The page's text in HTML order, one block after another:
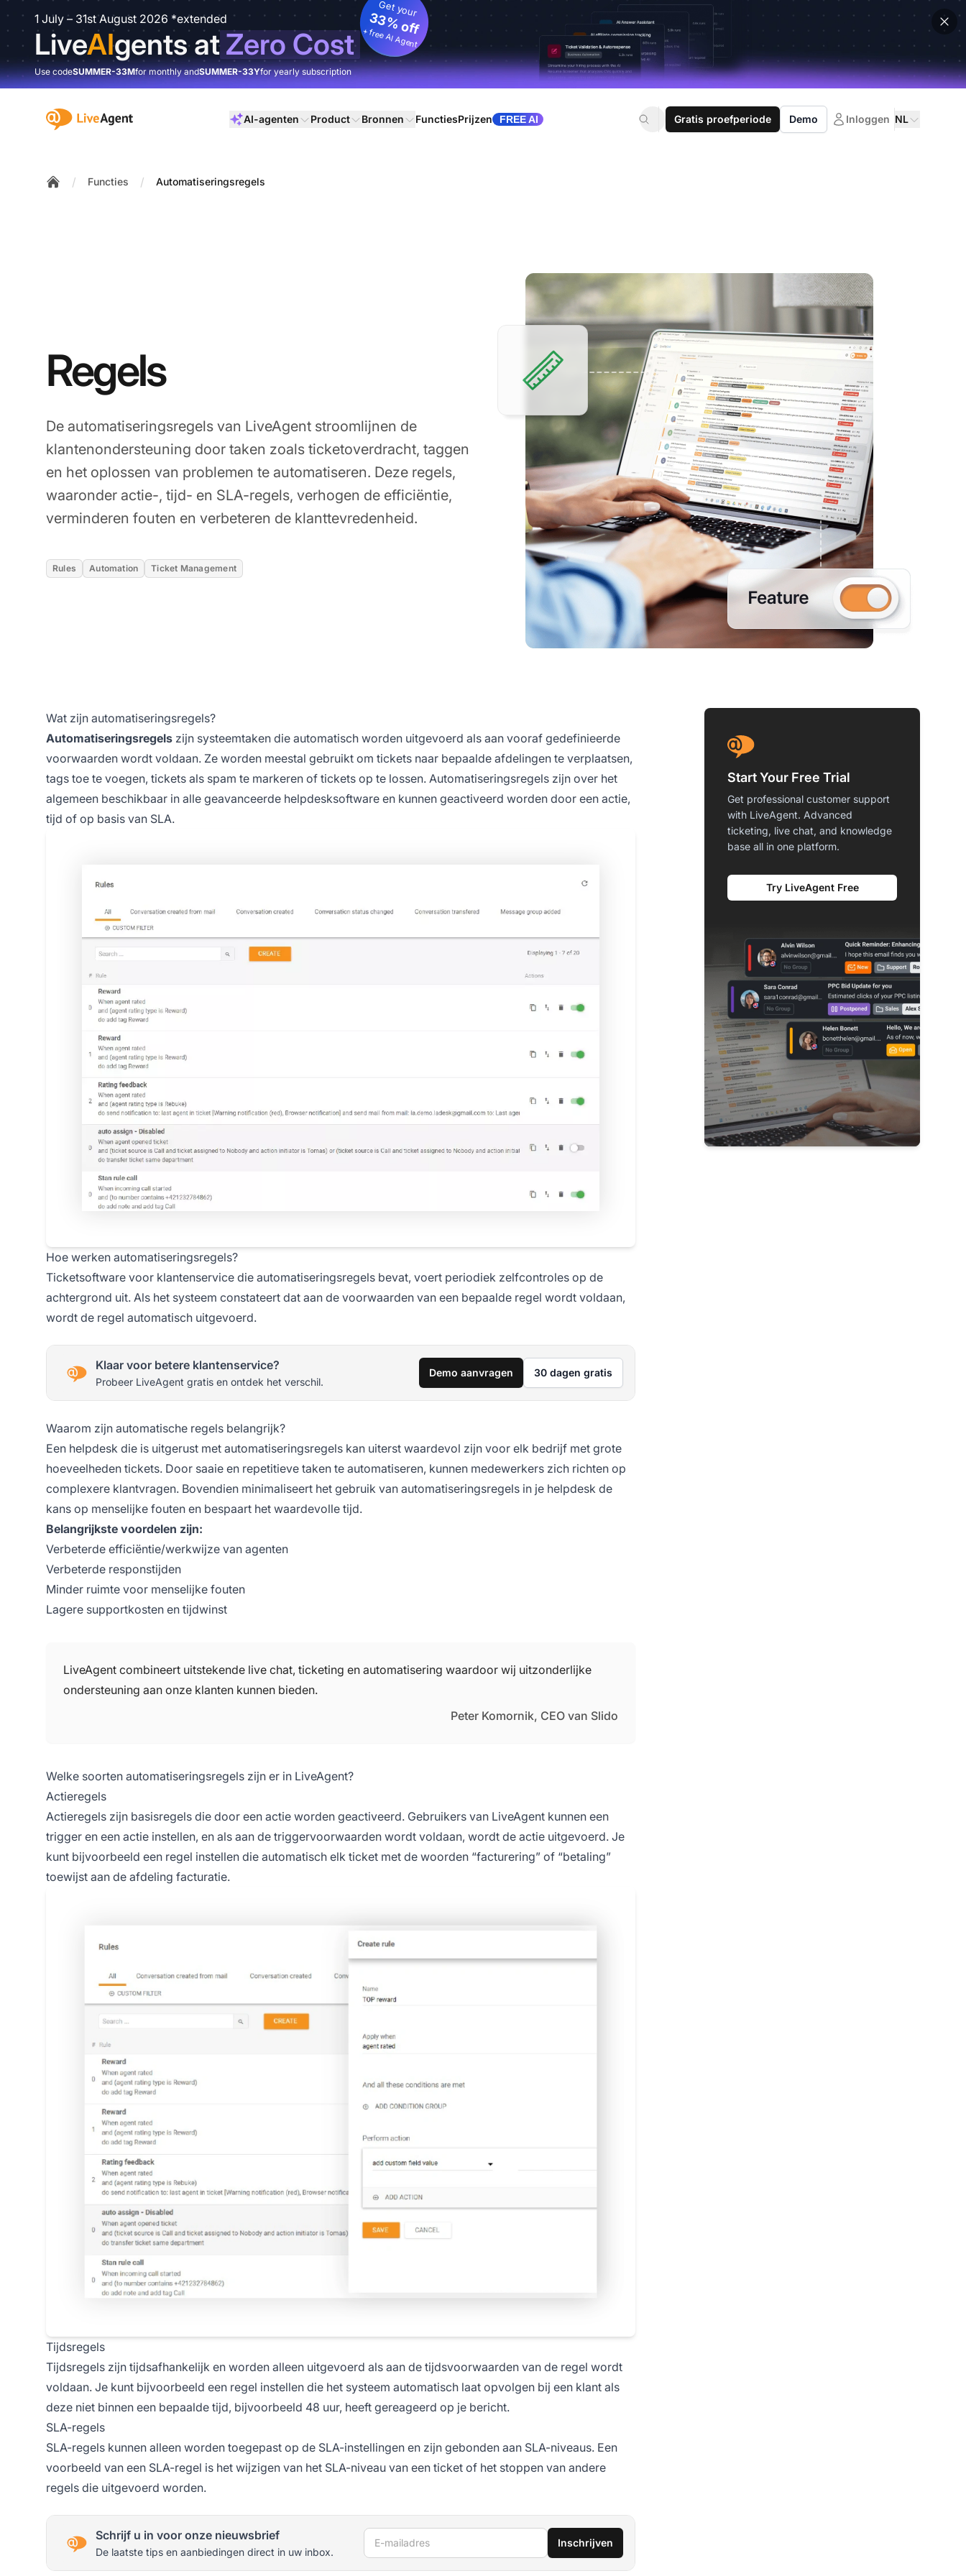
1 July – 31st August 2026 *extended
LiveAIgents atZero Cost
Get your
33% off
+ free AI Agent
Use codeSUMMER-33Mfor monthly andSUMMER-33Yfor yearly subscription
:site.title AI-agenten Product Bronnen FunctiesPrijzen FREE AI Gratis proefperiode Demo Inloggen NL
/ Functies / Automatiseringsregels
Regels
De automatiseringsregels van LiveAgent stroomlijnen de
klantenondersteuning door taken zoals ticketoverdracht, taggen
en het oplossen van problemen te automatiseren. Deze regels,
waaronder actie-, tijd- en SLA-regels, verhogen de efficiëntie,
verminderen fouten en verbeteren de klanttevredenheid.
Rules Automation Ticket Management
Wat zijn automatiseringsregels?
Automatiseringsregels zijn systeemtaken die automatisch worden uitgevoerd als aan vooraf gedefinieerde
voorwaarden wordt voldaan. Ze worden meestal gebruikt om tickets naar bepaalde afdelingen te verplaatsen,
tags toe te voegen, tickets als spam te markeren of tickets op te lossen. Automatiseringsregels zijn over het
algemeen beschikbaar in alle geavanceerde helpdesksoftware en kunnen geactiveerd worden door een actie,
tijd of op basis van SLA.
Hoe werken automatiseringsregels?
Ticketsoftware voor klantenservice die automatiseringsregels bevat, voert periodiek zelfcontroles op de
achtergrond uit. Als het systeem constateert dat aan de voorwaarden van een bepaalde regel wordt voldaan,
wordt de regel automatisch uitgevoerd.
Klaar voor betere klantenservice?
Probeer LiveAgent gratis en ontdek het verschil.
Demo aanvragen 30 dagen gratis
Waarom zijn automatische regels belangrijk?
Een helpdesk die is uitgerust met automatiseringsregels kan uiterst waardevol zijn voor elk bedrijf met grote
hoeveelheden tickets. Door saaie en repetitieve taken te automatiseren, kunnen medewerkers zich richten op
complexere klantvragen. Bovendien minimaliseert het gebruik van automatiseringsregels in je helpdesk de
kans op menselijke fouten en bespaart het waardevolle tijd.
Belangrijkste voordelen zijn:
Verbeterde efficiëntie/werkwijze van agenten
Verbeterde responstijden
Minder ruimte voor menselijke fouten
Lagere supportkosten en tijdwinst
LiveAgent combineert uitstekende live chat, ticketing en automatisering waardoor wij uitzonderlijke
ondersteuning aan onze klanten kunnen bieden.
Peter Komornik, CEO van Slido
Welke soorten automatiseringsregels zijn er in LiveAgent?
Actieregels
Actieregels zijn basisregels die door een actie worden geactiveerd. Gebruikers van LiveAgent kunnen een
trigger en een actie instellen, en als aan de triggervoorwaarden wordt voldaan, wordt de actie uitgevoerd. Je
kunt bijvoorbeeld een regel instellen die automatisch elk ticket met de woorden “facturering” of “betaling”
toewijst aan de afdeling facturatie.
Tijdsregels
Tijdsregels zijn tijdsafhankelijk en worden alleen uitgevoerd als aan de tijdsvoorwaarden van de regel wordt
voldaan. Je kunt bijvoorbeeld een regel instellen die het systeem automatisch laat opvolgen bij een klant als
deze niet binnen een bepaalde tijd, bijvoorbeeld 48 uur, heeft gereageerd op je bericht.
SLA-regels
SLA-regels kunnen alleen worden toegepast op de SLA-instellingen en zijn gebonden aan SLA-niveaus. Een
voorbeeld van een SLA-regel is het wijzigen van het SLA-niveau van een ticket of het stoppen van andere
regels die uitgevoerd worden.
Schrijf u in voor onze nieuwsbrief
De laatste tips en aanbiedingen direct in uw inbox.
E-mailadres Inschrijven
Start Your Free Trial
Get professional customer support
with LiveAgent. Advanced
ticketing, live chat, and knowledge
base all in one platform.
Try LiveAgent Free